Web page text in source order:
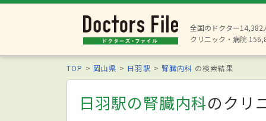
全国のドクター14,382
クリニック・病院
TOP 岡山県 日羽駅 腎臓内科 の検索結果
日羽駅の腎臓内科のクリ